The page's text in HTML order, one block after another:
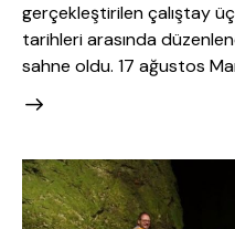
gerçekleştirilen çalıştay
tarihleri arasında
sahne oldu. 17 ağustos